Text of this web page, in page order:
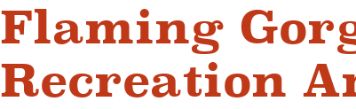
Flaming
Recreation